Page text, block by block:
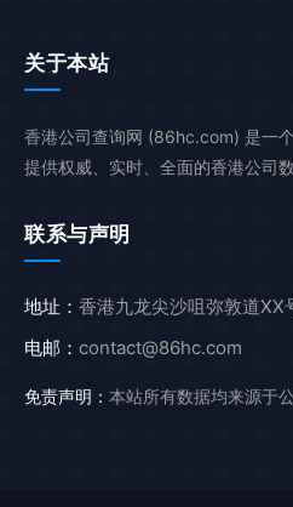
关于本站
香港公司查询网 (86hc.com) 是一
提供权威、实时、全面的香港公司数
联系与声明
地址： 香港九龙尖沙咀弥敦道XX
电邮： contact@86hc.com
免责声明： 本站所有数据均来源于